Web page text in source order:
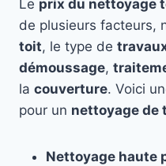
Le prix du nettoyage
de plusieurs facteurs,
toit, le type de
démoussage,
la couverture. Voici
pour un nettoyage de
Nettoyage haute